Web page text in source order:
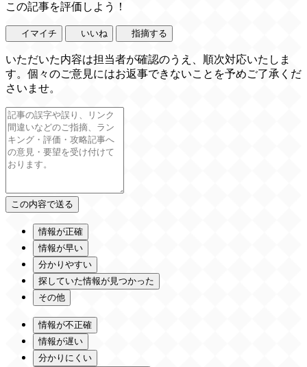
この記事を評価しよう！
イマイチ いいね 指摘する
いただいた内容は担当者が確認のうえ、順次対応いたしま
す。個々のご意見にはお返事できないことを予めご了承くだ
さいませ。
情報が正確
情報が早い
分かりやすい
探していた情報が見つかった
その他
情報が不正確
情報が遅い
分かりにくい